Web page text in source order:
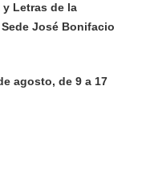
Letras de la
José Bonifacio
agosto, de 9 a 17